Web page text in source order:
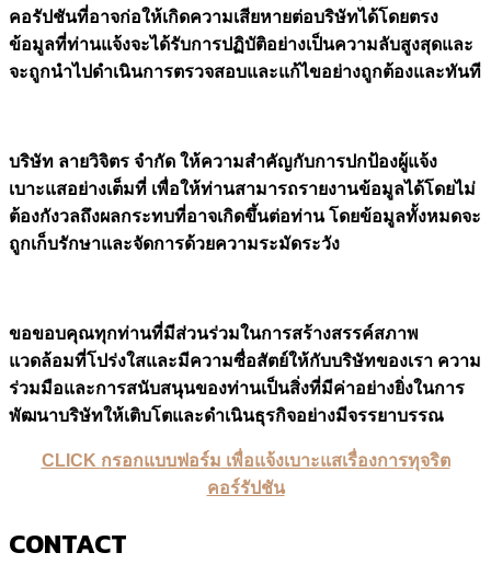
คอรัปชันที่อาจก่อให้เกิดความเสียหายต่อบริษัทได้โดยตรง
ข้อมูลที่ท่านแจ้งจะได้รับการปฏิบัติอย่างเป็นความลับสูงสุดและ
จะถูกนำไปดำเนินการตรวจสอบและแก้ไขอย่างถูกต้องและทันที
บริษัท ลายวิจิตร จำกัด ให้ความสำคัญกับการปกป้องผู้แจ้ง
เบาะแสอย่างเต็มที่ เพื่อให้ท่านสามารถรายงานข้อมูลได้โดยไม่
ต้องกังวลถึงผลกระทบที่อาจเกิดขึ้นต่อท่าน โดยข้อมูลทั้งหมดจะ
ถูกเก็บรักษาและจัดการด้วยความระมัดระวัง
ขอขอบคุณทุกท่านที่มีส่วนร่วมในการสร้างสรรค์สภาพ
แวดล้อมที่โปร่งใสและมีความซื่อสัตย์ให้กับบริษัทของเรา ความ
ร่วมมือและการสนับสนุนของท่านเป็นสิ่งที่มีค่าอย่างยิ่งในการ
พัฒนาบริษัทให้เติบโตและดำเนินธุรกิจอย่างมีจรรยาบรรณ
CLICK กรอกแบบฟอร์ม เพื่อแจ้งเบาะแสเรื่องการทุจริต
คอร์รัปชัน
CONTACT